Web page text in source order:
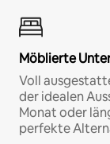
Möblierte
Voll
der idealen
Monat oder
perfekte